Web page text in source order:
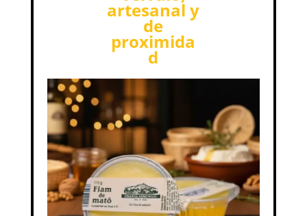
artesanal y
de
proximida
d